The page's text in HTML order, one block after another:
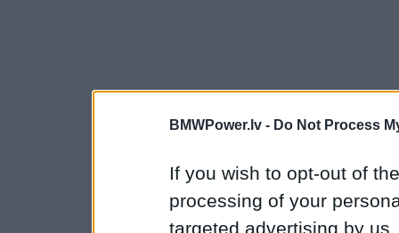
BMWPower.lv - Do Not Process
If you wish to opt-out of
processing of your
targeted advertising by